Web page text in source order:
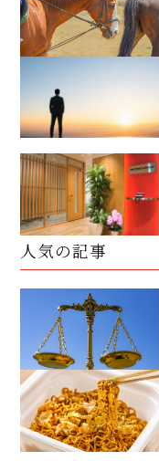
人気の記事